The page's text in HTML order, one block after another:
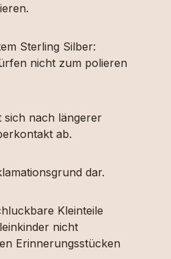
Sterling Silber:
nicht zum polieren
sich nach längerer
ab.
dar.
Kleinteile
nicht
Erinnerungsstücken